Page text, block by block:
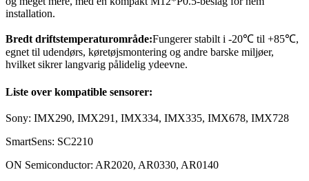
installation.
Bredt driftstemperaturområde:Fungerer stabilt i -20℃ til +85℃,
egnet til udendørs, køretøjsmontering og andre barske miljøer,
hvilket sikrer langvarig pålidelig ydeevne.
Liste over kompatible sensorer:
Sony: IMX290, IMX291, IMX334, IMX335, IMX678, IMX728
SmartSens: SC2210
ON Semiconductor: AR2020, AR0330, AR0140